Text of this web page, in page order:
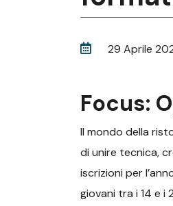
29 Aprile
Focus:
Il mondo della
di unire tecnica,
iscrizioni per
giovani tra i 14 e i